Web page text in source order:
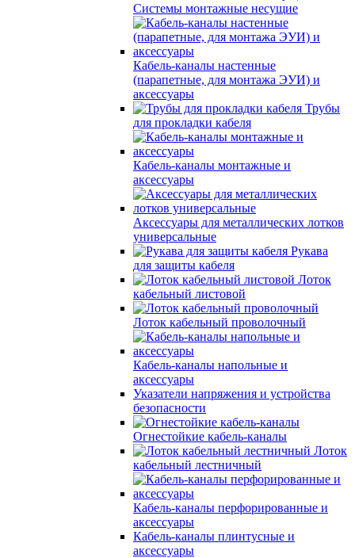
Системы монтажные несущие
Кабель-каналы настенные
(парапетные, для монтажа ЭУИ) и
аксессуары
Трубы
для прокладки кабеля
Кабель-каналы монтажные и
аксессуары
Аксессуары для металлических лотков
универсальные
Рукава
для защиты кабеля
Лоток
кабельный листовой
Лоток кабельный проволочный
Кабель-каналы напольные и
аксессуары
Указатели напряжения и устройства
безопасности
Огнестойкие кабель-каналы
Лоток
кабельный лестничный
Кабель-каналы перфорированные и
аксессуары
Кабель-каналы плинтусные и
аксессуары